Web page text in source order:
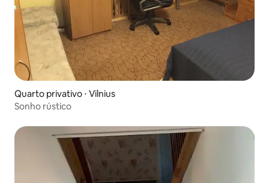
Quarto privativo ⋅ Vilnius
Sonho rústico